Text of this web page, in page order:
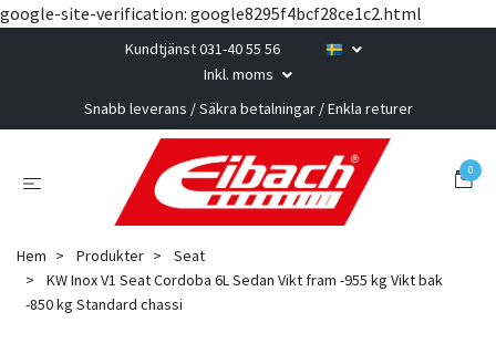
google-site-verification: google8295f4bcf28ce1c2.html
Kundtjänst 031-40 55 56
Inkl. moms
Snabb leverans / Säkra betalningar / Enkla returer
0
Hem Produkter
Seat
KW Inox V1 Seat Cordoba 6L Sedan Vikt fram -955 kg Vikt bak
-850 kg Standard chassi